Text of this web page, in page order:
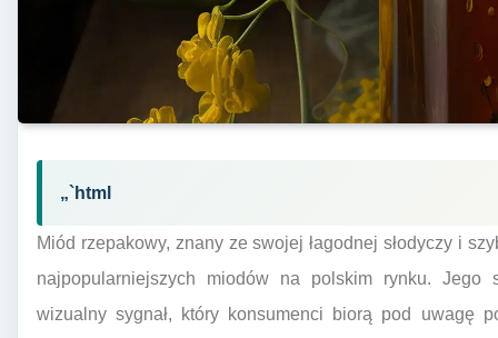
„`html
Miód rzepakowy, znany ze swojej łagodnej słodyczy i
najpopularniejszych miodów na polskim rynku. Jego
wizualny sygnał, który konsumenci biorą pod uwagę